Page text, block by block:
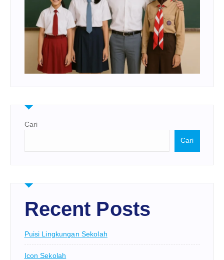
Cari
Cari
Recent Posts
Puisi Lingkungan Sekolah
Icon Sekolah